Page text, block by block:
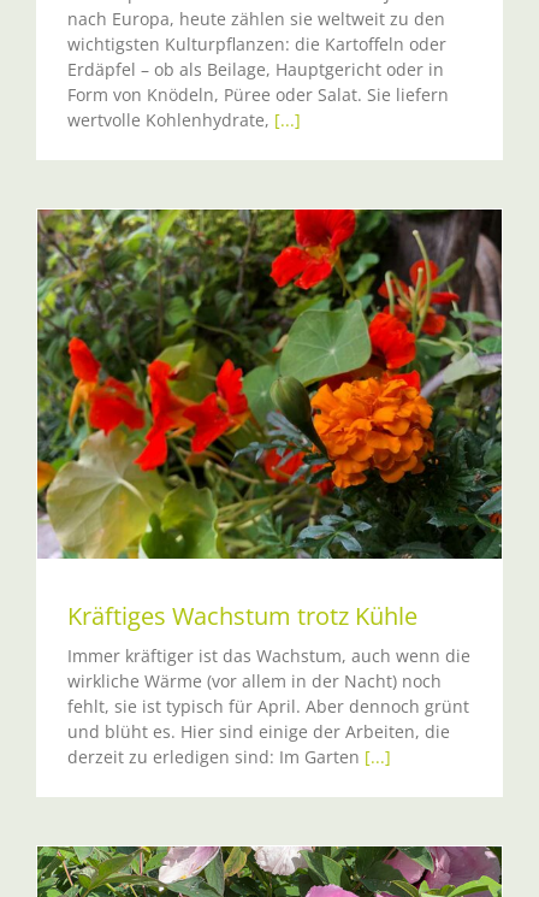
nach Europa, heute zählen sie weltweit zu den
wichtigsten Kulturpflanzen: die Kartoffeln oder
Erdäpfel – ob als Beilage, Hauptgericht oder in
Form von Knödeln, Püree oder Salat. Sie liefern
wertvolle Kohlenhydrate, [...]
Kräftiges Wachstum trotz Kühle
Immer kräftiger ist das Wachstum, auch wenn die
wirkliche Wärme (vor allem in der Nacht) noch
fehlt, sie ist typisch für April. Aber dennoch grünt
und blüht es. Hier sind einige der Arbeiten, die
derzeit zu erledigen sind: Im Garten [...]